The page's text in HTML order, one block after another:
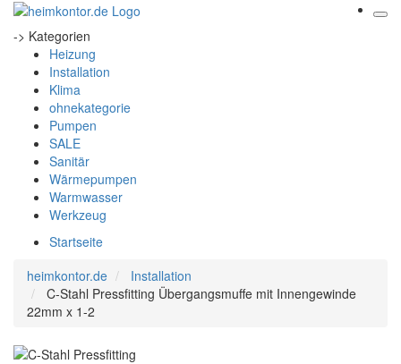
-> Kategorien
Heizung
Installation
Klima
ohnekategorie
Pumpen
SALE
Sanitär
Wärmepumpen
Warmwasser
Werkzeug
Startseite
heimkontor.de
Installation
C-Stahl Pressfitting Übergangsmuffe mit Innengewinde
22mm x 1-2